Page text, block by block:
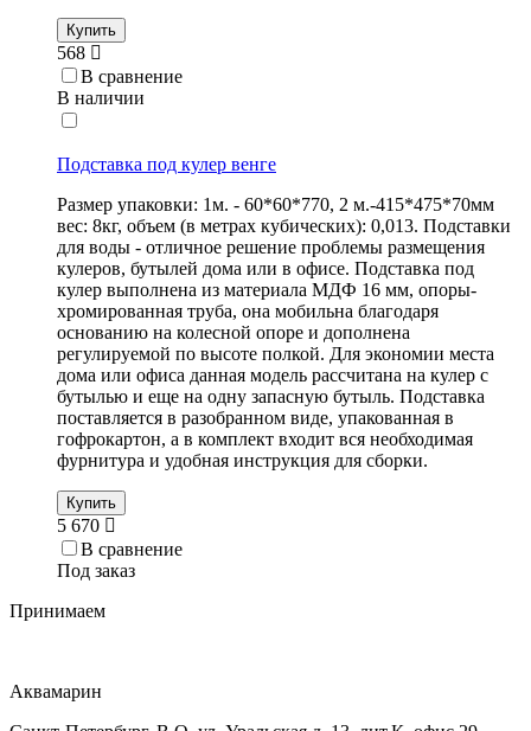
Купить
568
В сравнение
В наличии
Подставка под кулер венге
Размер упаковки: 1м. - 60*60*770, 2 м.-415*475*70мм
вес: 8кг, объем (в метрах кубических): 0,013. Подставки
для воды - отличное решение проблемы размещения
кулеров, бутылей дома или в офисе. Подставка под
кулер выполнена из материала МДФ 16 мм, опоры-
хромированная труба, она мобильна благодаря
основанию на колесной опоре и дополнена
регулируемой по высоте полкой. Для экономии места
дома или офиса данная модель рассчитана на кулер с
бутылью и еще на одну запасную бутыль. Подставка
поставляется в разобранном виде, упакованная в
гофрокартон, а в комплект входит вся необходимая
фурнитура и удобная инструкция для сборки.
Купить
5 670
В сравнение
Под заказ
Принимаем
Аквамарин